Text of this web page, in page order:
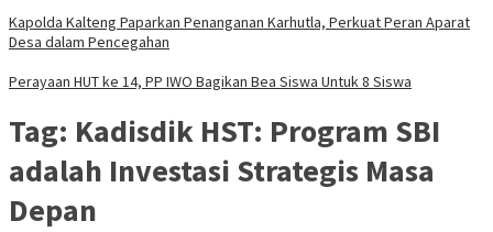
Kapolda Kalteng Paparkan Penanganan Karhutla, Perkuat Peran Aparat
Desa dalam Pencegahan
Perayaan HUT ke 14, PP IWO Bagikan Bea Siswa Untuk 8 Siswa
Tag: Kadisdik HST: Program SBI
adalah Investasi Strategis Masa
Depan